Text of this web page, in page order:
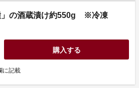
」の酒蔵漬け約550g ※冷凍
購入する
に記載